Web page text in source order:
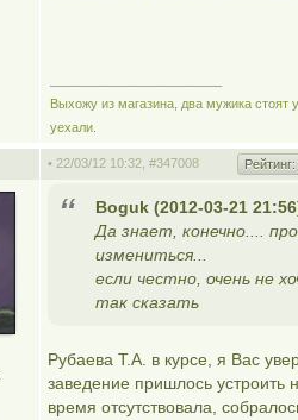
Выхожу из магазина, два мужика стоят
уехали.
• 22/03/12 10:32, #347008 Рейтинг:
Boguk (2012-03-21
Да знает, конечно....
измениться...
если честно, очень не
так сказать
Рубаева Т.А. в курсе, я Вас
заведение пришлось
время отсутствовала,